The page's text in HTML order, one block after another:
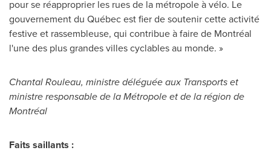
pour se réapproprier les rues de la métropole à vélo. Le
gouvernement du Québec est fier de soutenir cette activité
festive et rassembleuse, qui contribue à faire de Montréal
l'une des plus grandes villes cyclables au monde. »
Chantal Rouleau, ministre déléguée aux Transports et
ministre responsable de la Métropole et de la région de
Montréal
Faits saillants :